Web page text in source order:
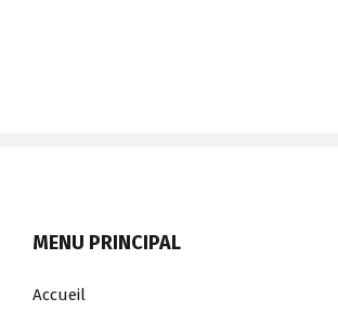
MENU PRINCIPAL
Accueil